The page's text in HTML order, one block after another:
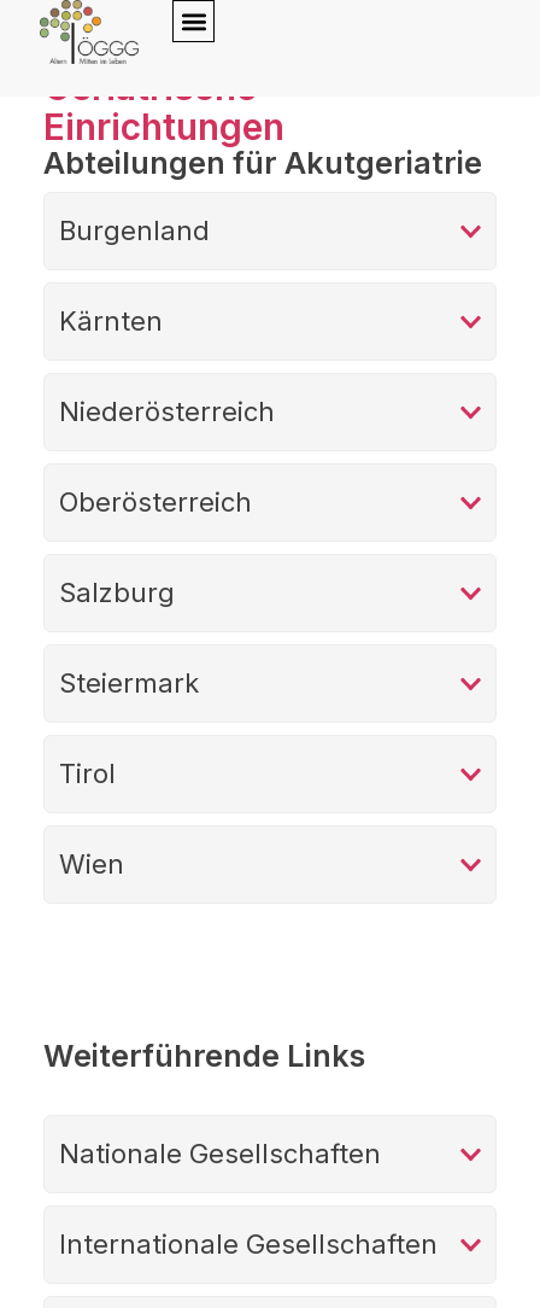
Geriatrische
Einrichtungen
Abteilungen für Akutgeriatrie
Burgenland
Kärnten
Niederösterreich
Oberösterreich
Salzburg
Steiermark
Tirol
Wien
Weiterführende Links
Nationale Gesellschaften
Internationale Gesellschaften